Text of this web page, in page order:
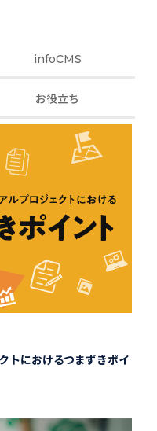
infoCMS
お役立ち
トにおけるつまずきポイ